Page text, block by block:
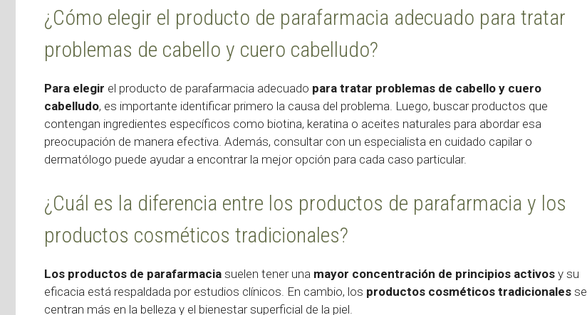
¿Cómo elegir el producto de parafarmacia adecuado para tratar
problemas de cabello y cuero cabelludo?
Para elegir el producto de parafarmacia adecuado para tratar problemas de cabello y cuero
cabelludo, es importante identificar primero la causa del problema. Luego, buscar productos que
contengan ingredientes específicos como biotina, keratina o aceites naturales para abordar esa
preocupación de manera efectiva. Además, consultar con un especialista en cuidado capilar o
dermatólogo puede ayudar a encontrar la mejor opción para cada caso particular.
¿Cuál es la diferencia entre los productos de parafarmacia y los
productos cosméticos tradicionales?
Los productos de parafarmacia suelen tener una mayor concentración de principios activos y su
eficacia está respaldada por estudios clínicos. En cambio, los productos cosméticos tradicionales se
centran más en la belleza y el bienestar superficial de la piel.